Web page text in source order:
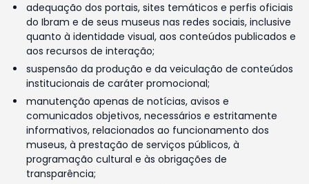
adequação dos portais, sites temáticos e perfis oficiais
do Ibram e de seus museus nas redes sociais, inclusive
quanto à identidade visual, aos conteúdos publicados e
aos recursos de interação;
suspensão da produção e da veiculação de conteúdos
institucionais de caráter promocional;
manutenção apenas de notícias, avisos e
comunicados objetivos, necessários e estritamente
informativos, relacionados ao funcionamento dos
museus, à prestação de serviços públicos, à
programação cultural e às obrigações de
transparência;